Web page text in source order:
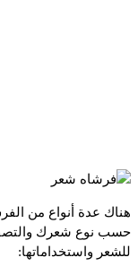
هناك عدة أنواع من
حسب نوع شعرك
للشعر واستخداماتها: